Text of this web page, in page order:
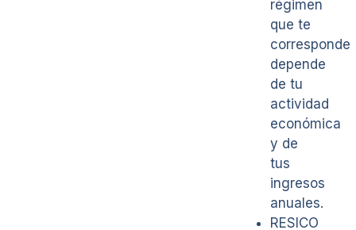
régimen
que te
corresponde
depende
de tu
actividad
económica
y de
tus
ingresos
anuales.
RESICO